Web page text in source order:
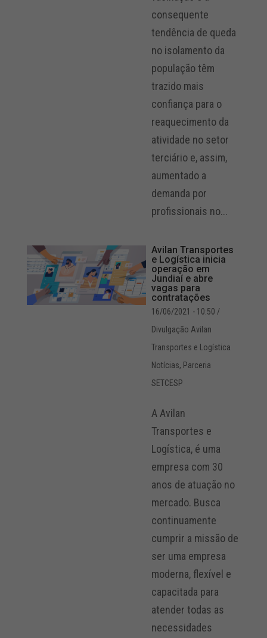
consequente
tendência de queda
no isolamento da
população têm
trazido mais
confiança para o
reaquecimento da
atividade no setor
terciário e, assim,
aumentado a
demanda por
profissionais no...
Avilan Transportes
e Logística inicia
operação em
Jundiaí e abre
vagas para
contratações
16/06/2021 - 10:50 /
Divulgação Avilan
Transportes e Logística
Notícias, Parceria
SETCESP
A Avilan
Transportes e
Logística, é uma
empresa com 30
anos de atuação no
mercado. Busca
continuamente
cumprir a missão de
ser uma empresa
moderna, flexível e
capacitada para
atender todas as
necessidades